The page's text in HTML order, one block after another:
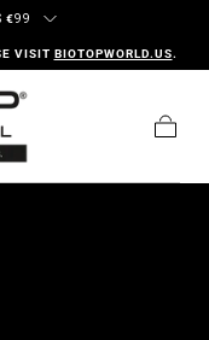
€99
VISIT BIOTOPWORLD.US.